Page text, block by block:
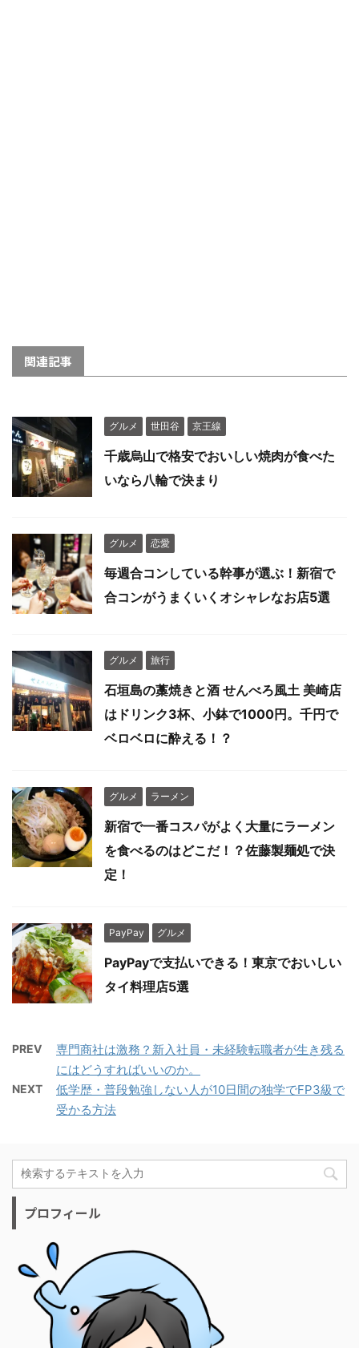
関連記事
グルメ 世田谷 京王線
千歳烏山で格安でおいしい焼肉が食べた
いなら八輪で決まり
グルメ 恋愛
毎週合コンしている幹事が選ぶ！新宿で
合コンがうまくいくオシャレなお店5選
グルメ 旅行
石垣島の藁焼きと酒 せんべろ風土 美崎店
はドリンク3杯、小鉢で1000円。千円で
ベロベロに酔える！？
グルメ ラーメン
新宿で一番コスパがよく大量にラーメン
を食べるのはどこだ！？佐藤製麺処で決
定！
PayPay グルメ
PayPayで支払いできる！東京でおいしい
タイ料理店5選
PREV
専門商社は激務？新入社員・未経験転職者が生き残る
にはどうすればいいのか。
NEXT
低学歴・普段勉強しない人が10日間の独学でFP3級で
受かる方法
プロフィール